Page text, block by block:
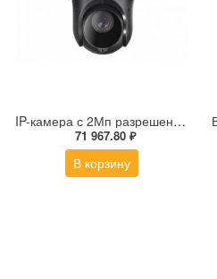
IP-камера с 2Мп разрешением DS-2DE4225IW-DE(S5)
71 967.80 ₽
В корзину